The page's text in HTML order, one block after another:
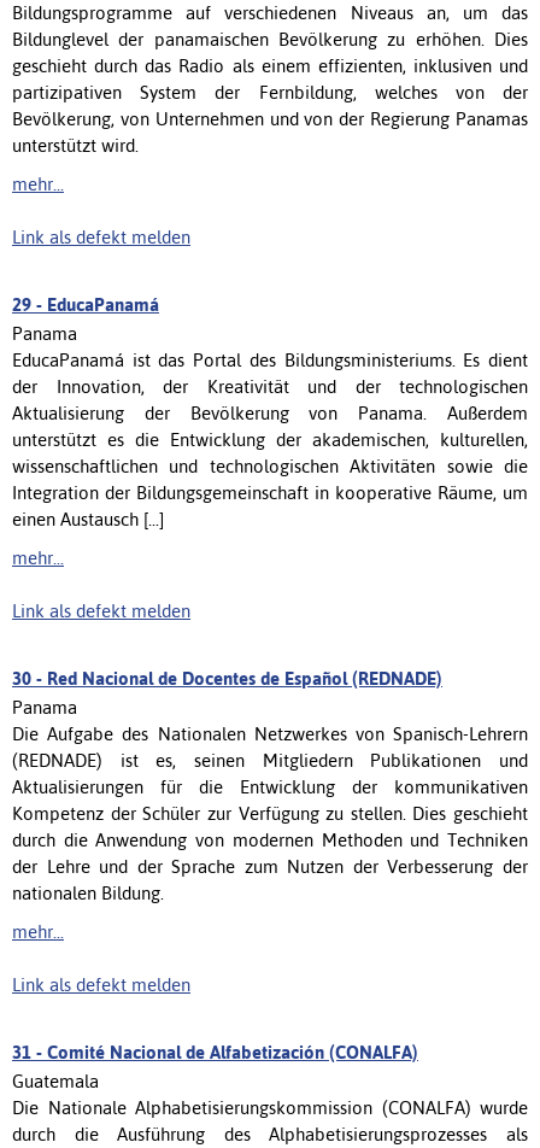
Bildungsprogramme auf verschiedenen Niveaus an, um das
Bildunglevel der panamaischen Bevölkerung zu erhöhen. Dies
geschieht durch das Radio als einem effizienten, inklusiven und
partizipativen System der Fernbildung, welches von der
Bevölkerung, von Unternehmen und von der Regierung Panamas
unterstützt wird.
mehr...
Link als defekt melden
29 - EducaPanamá
Panama
EducaPanamá ist das Portal des Bildungsministeriums. Es dient
der Innovation, der Kreativität und der technologischen
Aktualisierung der Bevölkerung von Panama. Außerdem
unterstützt es die Entwicklung der akademischen, kulturellen,
wissenschaftlichen und technologischen Aktivitäten sowie die
Integration der Bildungsgemeinschaft in kooperative Räume, um
einen Austausch [...]
mehr...
Link als defekt melden
30 - Red Nacional de Docentes de Español (REDNADE)
Panama
Die Aufgabe des Nationalen Netzwerkes von Spanisch-Lehrern
(REDNADE) ist es, seinen Mitgliedern Publikationen und
Aktualisierungen für die Entwicklung der kommunikativen
Kompetenz der Schüler zur Verfügung zu stellen. Dies geschieht
durch die Anwendung von modernen Methoden und Techniken
der Lehre und der Sprache zum Nutzen der Verbesserung der
nationalen Bildung.
mehr...
Link als defekt melden
31 - Comité Nacional de Alfabetización (CONALFA)
Guatemala
Die Nationale Alphabetisierungskommission (CONALFA) wurde
durch die Ausführung des Alphabetisierungsprozesses als